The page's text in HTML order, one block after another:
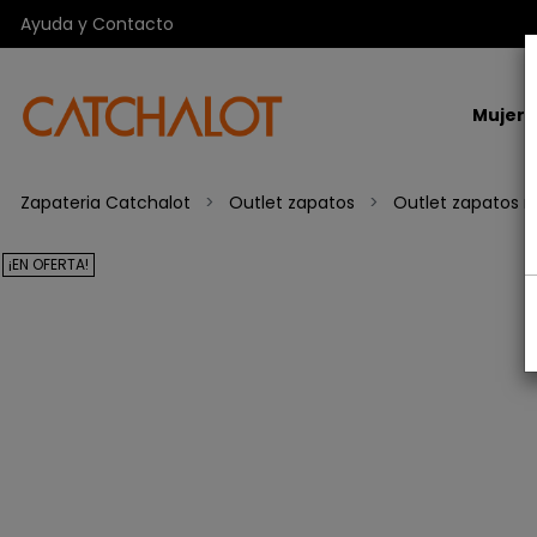
Ayuda y Contacto
Mujer
Zapateria Catchalot Outlet zapatos Outlet zapatos
¡EN OFERTA!